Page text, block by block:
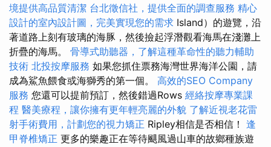
境提供高品質清潔 台北徵信社，提供全面的調查服務 精心
設計的室內設計圖，完美實現您的需求 Island）的遊覽，沿
著道路上刻有玻璃的海豚，然後撿起浮潛觀看海馬在淺灘上
折疊的海馬。 骨導式助聽器，了解這種革命性的聽力輔助
技術 北投按摩服務 如果您抓住票務海灣世界海洋公園，請
成為鯊魚餵食或海獅秀的第一個。 高效的SEO Company
服務 您還可以提前預訂，然後錯過Rows 經絡按摩專業課
程 醫美療程，讓你擁有更年輕亮麗的外貌 了解近視老花雷
射手術費用，計劃您的視力矯正 Ripley相信是否相信！ 逢
甲脊椎矯正 更多的樂趣正在等待颶風過山車的故鄉種族遊